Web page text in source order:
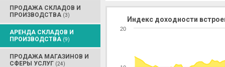
ПРОДАЖА СКЛАДОВ И
ПРОИЗВОДСТВА (3)
АРЕНДА СКЛАДОВ И
ПРОИЗВОДСТВА (9)
ПРОДАЖА МАГАЗИНОВ И
СФЕРЫ УСЛУГ (24)
Индекс доходности
20